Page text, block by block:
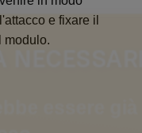
e fixare il
modulo.